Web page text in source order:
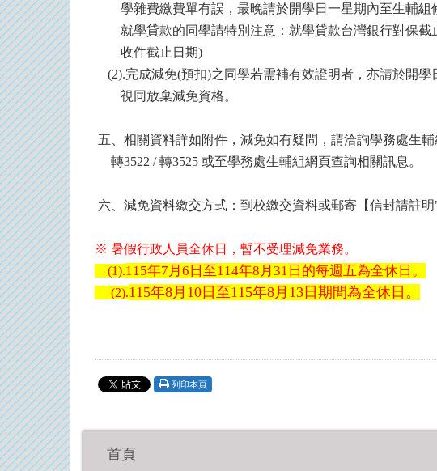
學雜費繳費單有誤，最晚請於開學日一星期內至生輔組
就學貸款的同學請特別注意：就學貸款台灣銀行對保截
收件截止日期)
(2).完成減免(預扣)之同學若需補有效證明者，亦請於開學
視同放棄減免資格。
五、相關資料詳如附件，減免如有疑問，請洽詢學務處生輔
轉3522 /轉3525 或至學務處生輔組網頁查詢相關訊息。
六、減免資料繳交方式：到校繳交資料或郵寄【信封請註明
※ 暑假行政人員全休日，暫不受理減免業務。
(1).115年7月6日至114年8月31日的每週五為全休日。
(2).115年8月10日至115年8月13日期間為全休日。
列印本頁
首頁